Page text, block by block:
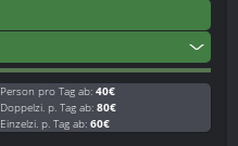
Person pro Tag ab: 40€
Doppelzi. p. Tag ab: 80€
Einzelzi. p. Tag ab: 60€